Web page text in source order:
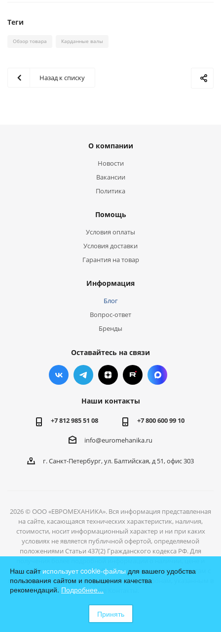
Теги
Обзор товара Карданные валы
Назад к списку
О компании
Новости
Вакансии
Политика
Помощь
Условия оплаты
Условия доставки
Гарантия на товар
Информация
Блог
Вопрос-ответ
Бренды
Оставайтесь на связи
Наши контакты
+7 812 985 51 08 +7 800 600 99 10
info@euromehanika.ru
г. Санкт-Петербург, ул. Балтийская, д 51, офис 303
2026 © ООО «ЕВРОМЕХАНИКА». Вся информация представленная
на сайте, касающаяся технических характеристик, наличия,
стоимости, носит информационный характер и ни при каких
условиях не является публичной офертой, определяемой
положениями Статьи 437(2) Гражданского кодекса РФ. Для
условиях отгрузки товаров, обратитесь к нашим специалистам с
помощью формы обратной связи или по телефонам, указанным в
разделе Контакты.
Наш сайт использует cookie-файлы для вашего удобства
пользования сайтом и повышения качества
рекомендаций. Подробнее...
Принять